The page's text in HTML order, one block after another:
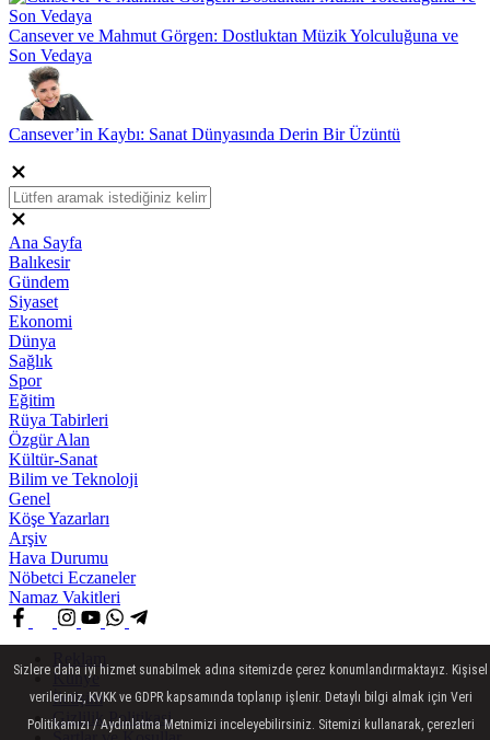
Cansever ve Mahmut Görgen: Dostluktan Müzik Yolculuğuna ve
Son Vedaya
Cansever’in Kaybı: Sanat Dünyasında Derin Bir Üzüntü
Ana Sayfa
Balıkesir
Gündem
Siyaset
Ekonomi
Dünya
Sağlık
Spor
Eğitim
Rüya Tabirleri
Özgür Alan
Kültür-Sanat
Bilim ve Teknoloji
Genel
Köşe Yazarları
Arşiv
Hava Durumu
Nöbetci Eczaneler
Namaz Vakitleri
Künye
İletişim
Gizlilik Politikasi
Sizlere daha iyi hizmet sunabilmek adına sitemizde çerez konumlandırmaktayız. Kişisel
verileriniz, KVKK ve GDPR kapsamında toplanıp işlenir. Detaylı bilgi almak için Veri
Politikamızı / Aydınlatma Metnimizi inceleyebilirsiniz. Sitemizi kullanarak, çerezleri